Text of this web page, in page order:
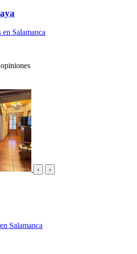
en Salamanca
‹ ›
Salamanca